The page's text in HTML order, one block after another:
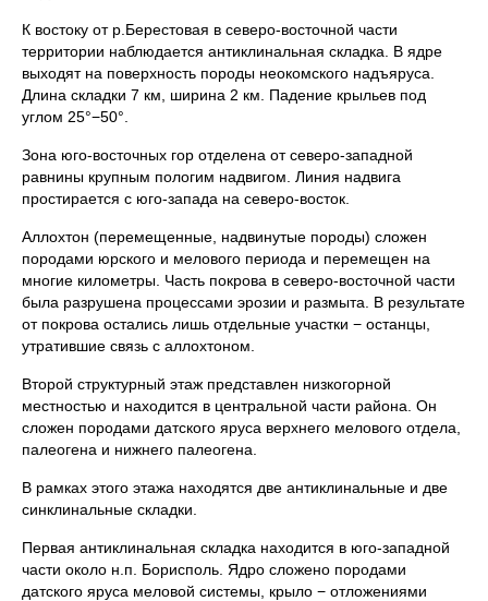
К востоку от р.Берестовая в северо-восточной части
территории наблюдается антиклинальная складка. В ядре
выходят на поверхность породы неокомского надъяруса.
Длина складки 7 км, ширина 2 км. Падение крыльев под
углом 25°−50°.
Зона юго-восточных гор отделена от северо-западной
равнины крупным пологим надвигом. Линия надвига
простирается с юго-запада на северо-восток.
Аллохтон (перемещенные, надвинутые породы) сложен
породами юрского и мелового периода и перемещен на
многие километры. Часть покрова в северо-восточной части
была разрушена процессами эрозии и размыта. В результате
от покрова остались лишь отдельные участки − останцы,
утратившие связь с аллохтоном.
Второй структурный этаж представлен низкогорной
местностью и находится в центральной части района. Он
сложен породами датского яруса верхнего мелового отдела,
палеогена и нижнего палеогена.
В рамках этого этажа находятся две антиклинальные и две
синклинальные складки.
Первая антиклинальная складка находится в юго-западной
части около н.п. Борисполь. Ядро сложено породами
датского яруса меловой системы, крыло − отложениями